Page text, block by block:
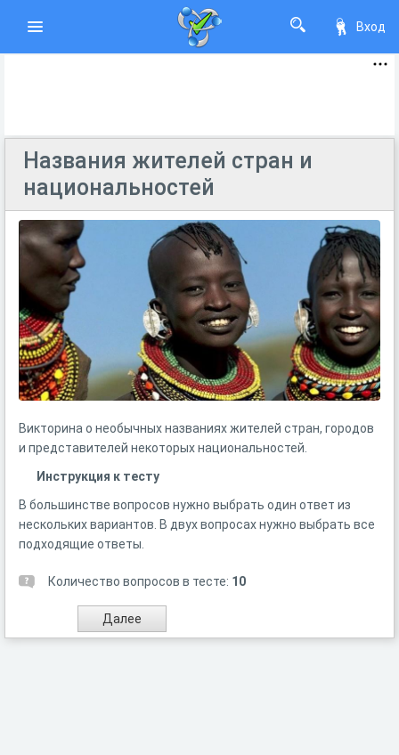
Вход
Названия жителей стран и
национальностей
Викторина о необычных названиях жителей стран, городов
и представителей некоторых национальностей.
Инструкция к тесту
В большинстве вопросов нужно выбрать один ответ из
нескольких вариантов. В двух вопросах нужно выбрать все
подходящие ответы.
Количество вопросов в тесте: 10